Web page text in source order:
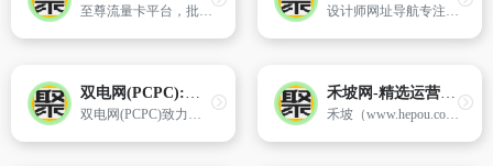
至尊流量卡平台，批发各类零月租流量卡，套餐资费包含9.9-59.9等流量套餐。卡板稳定，网络稳定，支持单张起卖。 设计师网址导航专注分享优秀设计网站、免费无版权限制可商用的高品质素材,设计教程、尺寸规范、配色方案、设计素材和灵感
双电网(PCPC):分享互联网热点技术,传递科技前沿资讯!
双电网(PCPC)致力于分享互联网热点技术和传递科技前沿资讯,深度剖析有价值的互联网技术,涵盖PC和移动、智能、安全、编程等多个领域,科技改变未来,双电网伴您前行!
禾坡网-精选运营工具网址导航大全，做运营从这里开始！
禾坡（www.hepou.com）运营导航,精选运营人员常用的运营工具和网站导航大全,有电商运营、新媒体运营、app运营和网站内容运营等网址导航,对于想学习运营的可以从这里开始了解更多关于运营的知识。